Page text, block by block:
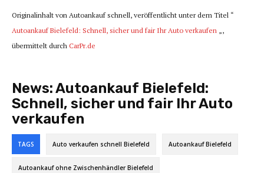
Originalinhalt von Autoankauf schnell, veröffentlicht unter dem Titel “
Autoankauf Bielefeld: Schnell, sicher und fair Ihr Auto verkaufen „,
übermittelt durch CarPr.de
News:Autoankauf Bielefeld:
Schnell, sicher und fair Ihr Auto
verkaufen
TAGS Auto verkaufen schnell Bielefeld Autoankauf Bielefeld
Autoankauf ohne Zwischenhändler Bielefeld